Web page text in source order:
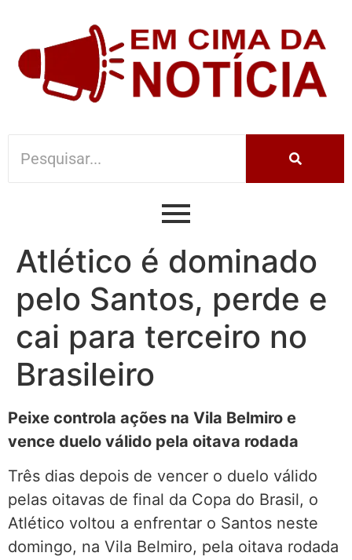
Atlético é dominado
pelo Santos, perde e
cai para terceiro no
Brasileiro
Peixe controla ações na Vila Belmiro e
vence duelo válido pela oitava rodada
Três dias depois de vencer o duelo válido
pelas oitavas de final da Copa do Brasil, o
Atlético voltou a enfrentar o Santos neste
domingo, na Vila Belmiro, pela oitava rodada